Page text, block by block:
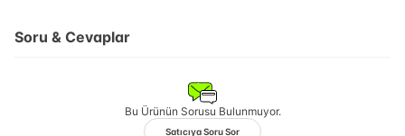
Soru & Cevaplar
Bu Ürünün Sorusu Bulunmuyor.
Satıcıya Soru Sor